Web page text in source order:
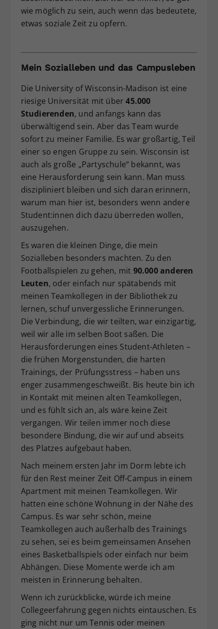
wie möglich zu sein, auch wenn das bedeutete,
etwas soziale Zeit zu opfern.
Mein Sozialleben und das Campusleben
Die University of Wisconsin-Madison ist eine
riesige Universität mit über45.000
Studierenden, und anfangs kann das
überwältigend sein. Aber das Team wurde
sofort zu meiner Familie. Es war großartig, Teil
einer so engen Gruppe zu sein. Wisconsin ist
auch als große „Partyschule“ bekannt, was
eine Herausforderung sein kann. Man muss
diszipliniert bleiben und sich daran erinnern,
warum man hier ist, besonders wenn andere
Student:innen dich dazu überreden wollen,
auszugehen.
Es waren die kleinen Dinge, die mein
Sozialleben besonders machten. Zu den
Footballspielen zu gehen, mit 90.000 anderen
Leuten, oder einfach nur spätabends mit
meinen Teamkollegen in der Bibliothek zu
lernen, schuf unvergessliche Erinnerungen.
Die Verbindung, die wir teilten, war einzigartig,
weil wir alle im selben Boot saßen. Die
Herausforderungen eines Student-Athleten –
die frühen Morgenstunden, die harten
Trainings, der Prüfungsstress – haben uns
enger zusammengeschweißt. Bis heute bin ich
in Kontakt mit meinen alten Teamkollegen,
und es fühlt sich an, als wäre keine Zeit
vergangen. Wir teilen immer noch diese
besondere Bindung, die wir auf und abseits
des Platzes aufgebaut haben.
Nach meinem ersten Jahr im Dorm lebte ich
für den Rest meiner Zeit Off-Campus in einem
Apartment mit meinen Teamkollegen. Wir
hatten eine schöne Wohnung in der Nähe des
Campus. Es war sehr schön, meine
Teamkollegen auch außerhalb des Trainings
zu sehen, sei es beim gemeinsamen Ansehen
eines Basketballspiels oder einfach nur beim
Abhängen. Diese Momente werde ich am
meisten in Erinnerung behalten.
Wenn ich zurückblicke, würde ich meine
Collegeerfahrung gegen nichts eintauschen. Es
ging nicht nur um Tennis oder meinen